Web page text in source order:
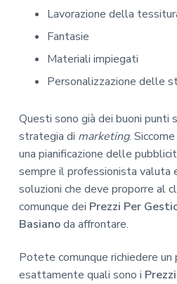
Lavorazione della
Fantasie
Materiali impiegati
Personalizzazione delle
Questi sono già dei buoni punti
strategia di marketing.
una pianificazione delle
sempre il professionista valuta
soluzioni che deve proporre al
comunque dei Prezzi Per
Basianoda affrontare.
Potete comunque richiedere
esattamente quali sono i